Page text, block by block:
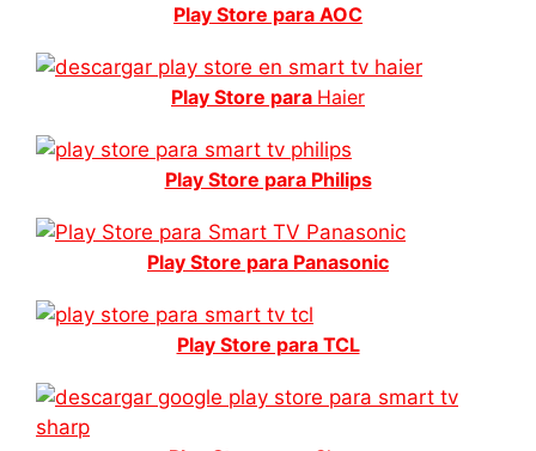
Play Store para AOC
Play Store para Haier
Play Store para Philips
Play Store para Panasonic
Play Store para TCL